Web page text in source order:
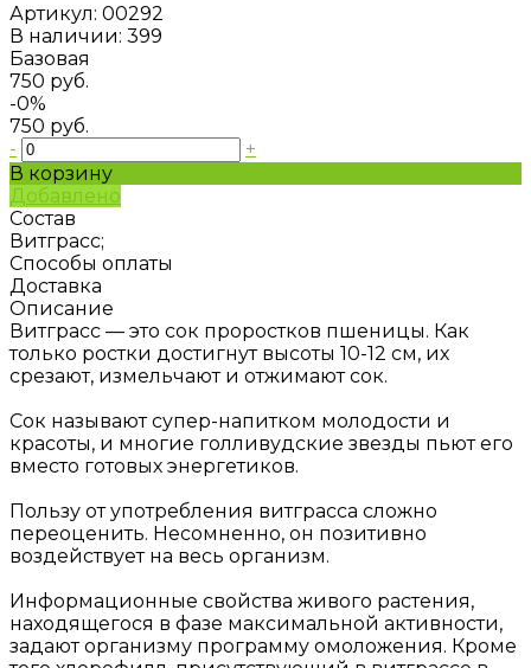
Артикул: 00292
В наличии: 399
Базовая
750 руб.
-0%
750 руб.
-
+
В корзину
Добавлено
Состав
Витграсс;
Способы оплаты
Доставка
Описание
Витграсс — это сок проростков пшеницы. Как
только ростки достигнут высоты 10-12 см, их
срезают, измельчают и отжимают сок.
Сок называют супер-напитком молодости и
красоты, и многие голливудские звезды пьют его
вместо готовых энергетиков.
Пользу от употребления витграсса сложно
переоценить. Несомненно, он позитивно
воздействует на весь организм.
Информационные свойства живого растения,
находящегося в фазе максимальной активности,
задают организму программу омоложения. Кроме